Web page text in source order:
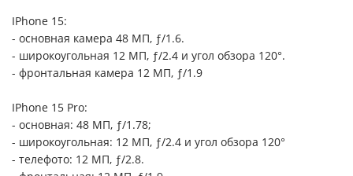
IPhone 15:
- основная камера 48 МП, ƒ/1.6.
- широкоугольная 12 МП, ƒ/2.4 и угол обзора 120°.
- фронтальная камера 12 МП, ƒ/1.9
IPhone 15 Pro:
- основная: 48 МП, ƒ/1.78;
- широкоугольная: 12 МП, ƒ/2.4 и угол обзора 120°
- телефото: 12 МП, ƒ/2.8.